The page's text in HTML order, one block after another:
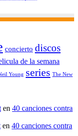
concierto discos
de la semana
Young series The New
en 40 canciones contra
en 40 canciones contra